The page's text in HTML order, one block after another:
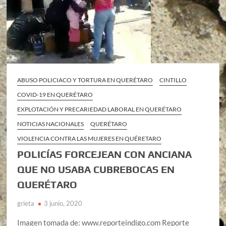
ABUSO POLICIACO Y TORTURA EN QUERÉTARO
CINTILLO
COVID-19 EN QUERÉTARO
EXPLOTACIÓN Y PRECARIEDAD LABORAL EN QUERÉTARO
NOTICIAS NACIONALES
QUERÉTARO
VIOLENCIA CONTRA LAS MUJERES EN QUÉRETARO
POLICÍAS FORCEJEAN CON ANCIANA
QUE NO USABA CUBREBOCAS EN
QUERÉTARO
grieta 3 junio, 2020
Imagen tomada de: www.reporteindigo.com Reporte